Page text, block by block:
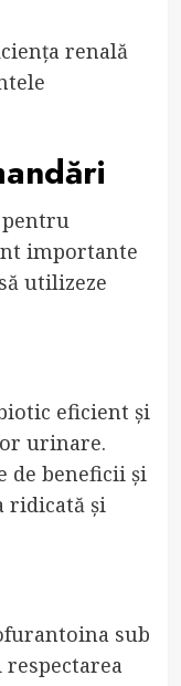
renală
importante
utilizeze
eficient și
urinare.
de beneficii și
ridicată și
sub